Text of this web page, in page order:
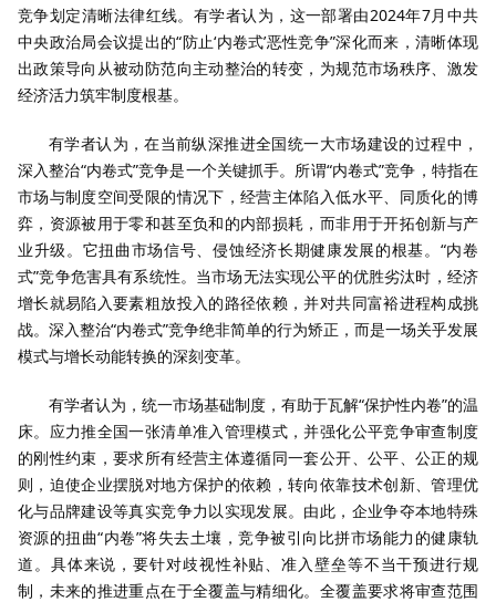
竞争划定清晰法律红线。有学者认为，这一部署由2024年7月中共
中央政治局会议提出的“防止‘内卷式’恶性竞争”深化而来，清晰体现
出政策导向从被动防范向主动整治的转变，为规范市场秩序、激发
经济活力筑牢制度根基。
有学者认为，在当前纵深推进全国统一大市场建设的过程中，
深入整治“内卷式”竞争是一个关键抓手。所谓“内卷式”竞争，特指在
市场与制度空间受限的情况下，经营主体陷入低水平、同质化的博
弈，资源被用于零和甚至负和的内部损耗，而非用于开拓创新与产
业升级。它扭曲市场信号、侵蚀经济长期健康发展的根基。“内卷
式”竞争危害具有系统性。当市场无法实现公平的优胜劣汰时，经济
增长就易陷入要素粗放投入的路径依赖，并对共同富裕进程构成挑
战。深入整治“内卷式”竞争绝非简单的行为矫正，而是一场关乎发展
模式与增长动能转换的深刻变革。
有学者认为，统一市场基础制度，有助于瓦解“保护性内卷”的温
床。应力推全国一张清单准入管理模式，并强化公平竞争审查制度
的刚性约束，要求所有经营主体遵循同一套公开、公平、公正的规
则，迫使企业摆脱对地方保护的依赖，转向依靠技术创新、管理优
化与品牌建设等真实竞争力以实现发展。由此，企业争夺本地特殊
资源的扭曲“内卷”将失去土壤，竞争被引向比拼市场能力的健康轨
道。具体来说，要针对歧视性补贴、准入壁垒等不当干预进行规
制，未来的推进重点在于全覆盖与精细化。全覆盖要求将审查范围